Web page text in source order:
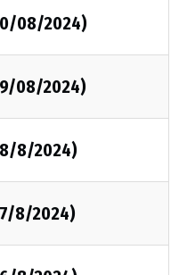
08/2024)
08/2024)
8/2024)
8/2024)